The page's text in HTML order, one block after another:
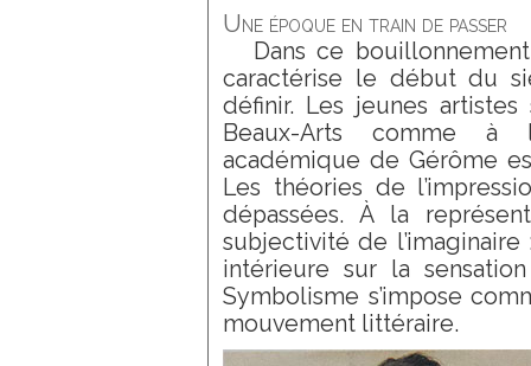
Une époque en train de passer
Dans ce
caractérise le début du
définir. Les jeunes artistes
Beaux-Arts comme à
académique de Gérôme
Les théories de
dépassées. À la
subjectivité de
intérieure sur la
Symbolisme s’impose
mouvement littéraire.